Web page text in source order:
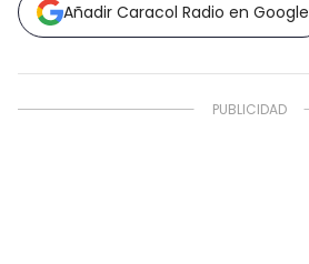
Añadir Caracol Radio en Google